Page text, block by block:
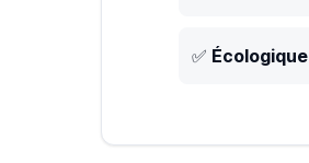
✅ Écologique